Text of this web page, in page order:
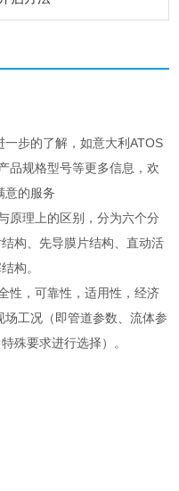
步的了解，如意大利ATOS
品规格型号等更多信息，欢
意的服务
原理上的区别，分为六个分
构、先导膜片结构、直动活
构。
性，可靠性，适用性，经济
工况（即管道参数、流体参
殊要求进行选择）。